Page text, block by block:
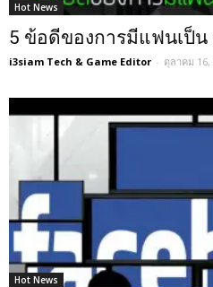
Hot News
5 ข้อดีของการมีแฟนเป็น
i3siam Tech & Game Editor - ตุลาคม 16,
Hot News